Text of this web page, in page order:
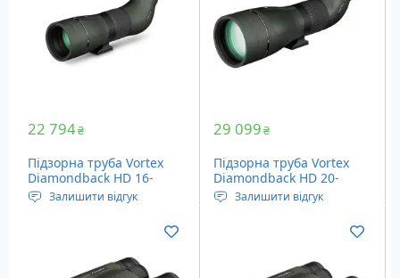
Діаметр об'єктива: 24 мм
Кут огляду: 6.4°
Вага: 216 грам
22 794₴
Підзорна труба Vortex
Diamondback HD 16-
48x65/45 (DS-65A)
Залишити відгук
Діаметр об'єктива: 65 мм
Кратність наближення:
29 099₴
Підзорна труба Vortex
Diamondback HD 20-
60x85 ST (DS-85S)
Залишити відгук
Діаметр об'єктива: 85 мм
Кратність наближення: